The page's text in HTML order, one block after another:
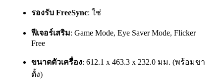
รองรับ FreeSync: ใช่
ฟีเจอร์เสริม: Game Mode, Eye Saver Mode, Flicker
Free
ขนาดตัวเครื่อง: 612.1 x 463.3 x 232.0 มม. (พร้อมขา
ตั้ง)